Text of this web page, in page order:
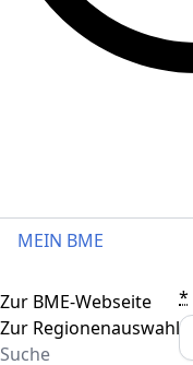
MEIN BME
*
Toggle navigation
Zur BME-Webseite
Zur Regionenauswahl